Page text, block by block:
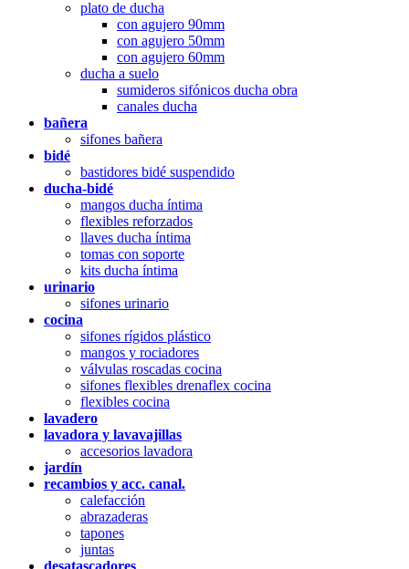
plato de ducha
con agujero 90mm
con agujero 50mm
con agujero 60mm
ducha a suelo
sumideros sifónicos ducha obra
canales ducha
bañera
sifones bañera
bidé
bastidores bidé suspendido
ducha-bidé
mangos ducha íntima
flexibles reforzados
llaves ducha íntima
tomas con soporte
kits ducha íntima
urinario
sifones urinario
cocina
sifones rígidos plástico
mangos y rociadores
válvulas roscadas cocina
sifones flexibles drenaflex cocina
flexibles cocina
lavadero
lavadora y lavavajillas
accesorios lavadora
jardín
recambios y acc. canal.
calefacción
abrazaderas
tapones
juntas
desatascadores